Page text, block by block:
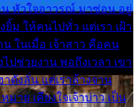
น หัวใจอาวรณ์ มาซ่อน อยู่
ม ให้คนไปทั่ว แต่เรา เฝ้า
น ในเมื่อ เจ้าสาว คือคน
ปช่วยงาน พอถึงเวลา เขา
ดังลั่น แต่เราล้างจาน
าย เคียงใจเจ้าบ่าว เป็น